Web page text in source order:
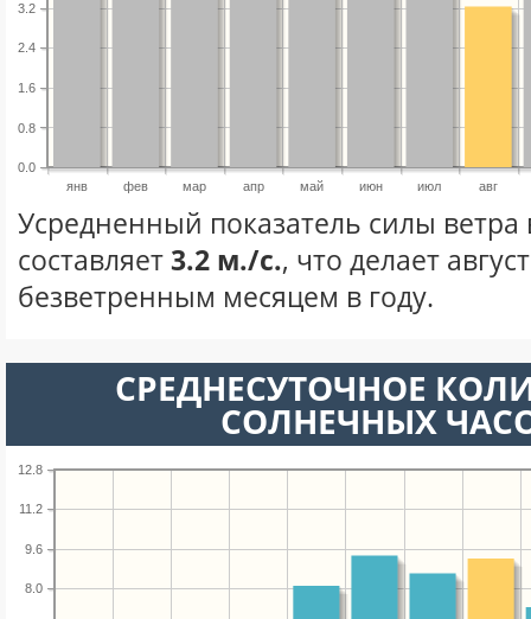
янв фев мар апр май июн июл авг
0.0
0.8
1.6
2.4
3.2
Усредненный показатель силы ветра
составляет3.2 м./с., что делает
безветренным месяцем в году.
СРЕДНЕСУТОЧНОЕ
СОЛНЕЧНЫХ
8.0
9.6
11.2
12.8